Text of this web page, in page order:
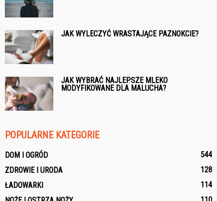
JAK WYLECZYĆ WRASTAJĄCE PAZNOKCIE?
JAK WYBRAĆ NAJLEPSZE MLEKO
MODYFIKOWANE DLA MALUCHA?
POPULARNE KATEGORIE
DOM I OGRÓD
544
ZDROWIE I URODA
128
ŁADOWARKI
114